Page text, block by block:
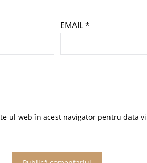
EMAIL*
ul web în acest navigator pentru data